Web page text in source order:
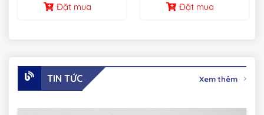
Đặt mua
Đặt mua
TIN TỨC Xem thêm